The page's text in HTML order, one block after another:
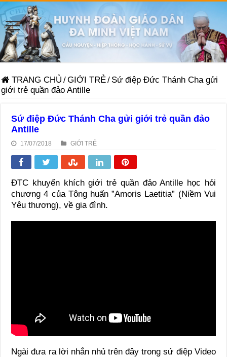
TRANG CHỦ /GIỚI TRẺ/ Sứ điệp Đức Thánh Cha gửi
giới trẻ quần đảo Antille
Sứ điệp Đức Thánh Cha gửi giới trẻ quần đảo
Antille
17/07/2018 GIỚI TRẺ
ĐTC khuyến khích giới trẻ quần đảo Antille học hỏi
chương 4 của Tông huấn ”Amoris Laetitia” (Niềm Vui
Yêu thương), về gia đình.
Ngài đưa ra lời nhắn nhủ trên đây trong sứ điệp Video